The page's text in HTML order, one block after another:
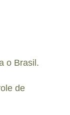
o Brasil.
de